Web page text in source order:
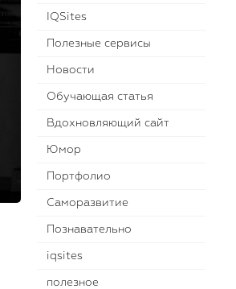
IQSites
Полезные сервисы
Новости
Обучающая статья
Вдохновляющий сайт
Юмор
Портфолио
Саморазвитие
Познавательно
iqsites
полезное